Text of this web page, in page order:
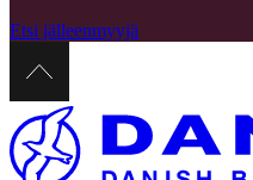
Etsi jälleenmyyjä